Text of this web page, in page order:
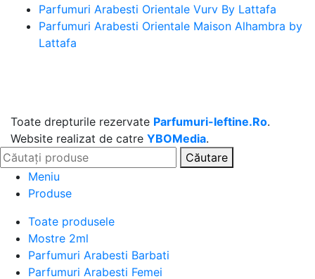
Parfumuri Arabesti Orientale Vurv By Lattafa
Parfumuri Arabesti Orientale Maison Alhambra by
Lattafa
Toate drepturile rezervate Parfumuri-Ieftine.Ro.
Website realizat de catre YBOMedia.
Căutare
Meniu
Produse
Toate produsele
Mostre 2ml
Parfumuri Arabesti Barbati
Parfumuri Arabesti Femei